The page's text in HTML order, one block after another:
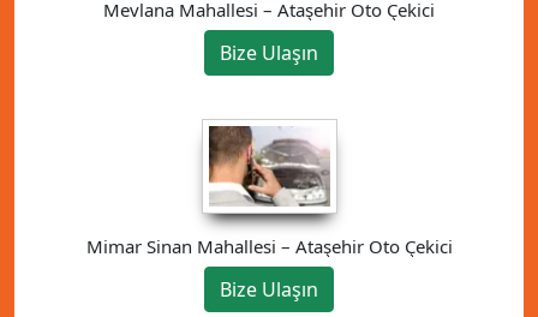
Mevlana Mahallesi – Ataşehir Oto Çekici
Bize Ulaşın
Mimar Sinan Mahallesi – Ataşehir Oto Çekici
Bize Ulaşın